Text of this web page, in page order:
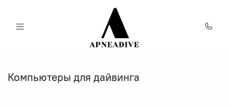
Компьютеры для дайвинга